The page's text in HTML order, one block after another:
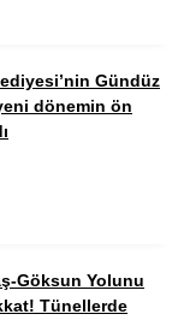
Gündüz
dönemin ön
Göksun Yolunu
Tünellerde